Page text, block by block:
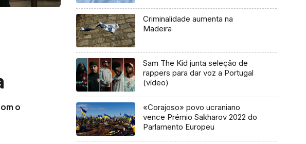
o
Criminalidade aumenta na
Madeira
Sam The Kid junta seleção de
rappers para dar voz a Portugal
(vídeo)
«Corajoso» povo ucraniano
vence Prémio Sakharov 2022 do
Parlamento Europeu